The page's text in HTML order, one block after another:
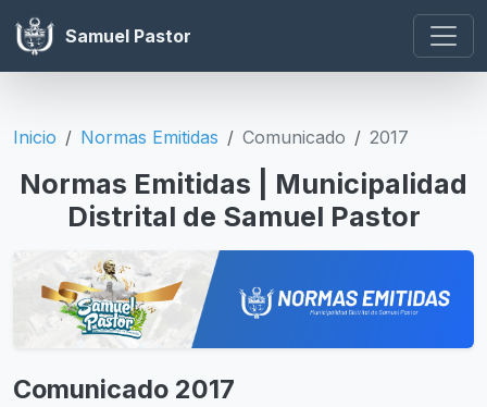
Samuel Pastor
Inicio Normas Emitidas Comunicado 2017
Normas Emitidas | Municipalidad
Distrital de Samuel Pastor
Comunicado 2017